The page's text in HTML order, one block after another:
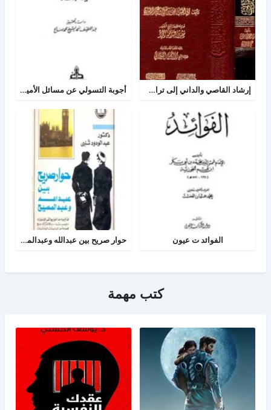
إرشاد القاصي والداني إلى تراجم شيوخ الطبراني أجوبة التسولي عن مسائل الأمير عبد القادر في الجهاد
الفوائد ت عيون حوار صريح بين عبدالله وعبدالمسيح
كتب مهمة